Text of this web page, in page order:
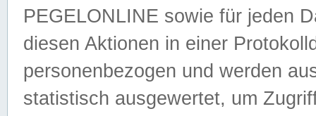
PEGELONLINE sowie für jeden
diesen Aktionen in einer
personenbezogen und werden
statistisch ausgewertet, um